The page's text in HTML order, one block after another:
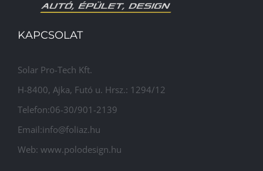
KAPCSOLAT
Solar Pro-Tech Kft.
H-8400, Ajka, Futó u. Hrsz.: 1294/12
Telefon:06-30/901-2139
Email:info@foliaz.hu
Web: www.polodesign.hu